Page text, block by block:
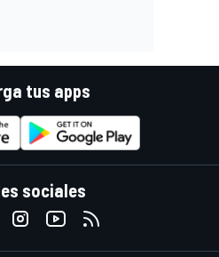
tus apps
sociales